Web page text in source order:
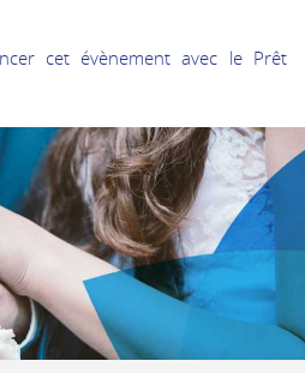
cet évènement avec le Prêt